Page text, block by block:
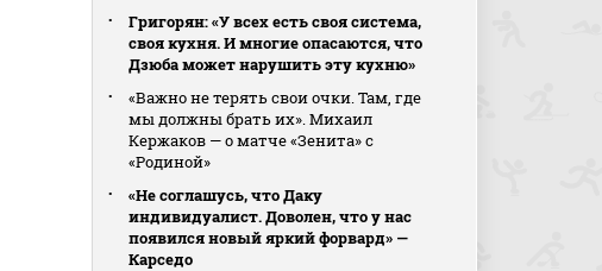
Григорян: «У всех есть своя система,
своя кухня. И многие опасаются, что
Дзюба может нарушить эту кухню»
«Важно не терять свои очки. Там, где
мы должны брать их». Михаил
Кержаков — о матче «Зенита» с
«Родиной»
«Не соглашусь, что Даку
индивидуалист. Доволен, что у нас
появился новый яркий форвард» —
Карседо